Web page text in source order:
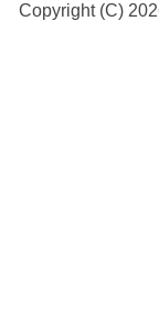
Copyright (C)